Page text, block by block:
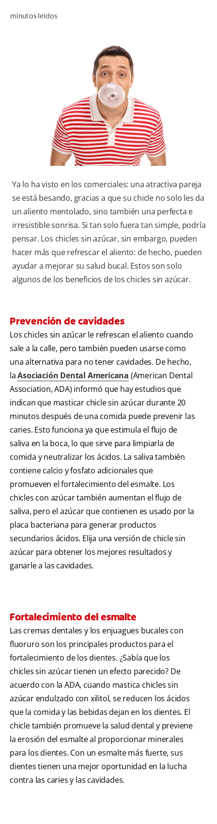
PARA PROFESIONALES
SUSCRÍBETE
minutos leídos
Ya lo ha visto en los comerciales: una atractiva pareja
se está besando, gracias a que su chicle no solo les da
un aliento mentolado, sino también una perfecta e
irresistible sonrisa. Si tan solo fuera tan simple, podría
pensar. Los chicles sin azúcar, sin embargo, pueden
hacer más que refrescar el aliento: de hecho, pueden
ayudar a mejorar su salud bucal. Estos son solo
algunos de los beneficios de los chicles sin azúcar.
Prevención de cavidades
Los chicles sin azúcar le refrescan el aliento cuando
sale a la calle, pero también pueden usarse como
una alternativa para no tener cavidades. De hecho,
laAsociación Dental Americana (American Dental
Association, ADA) informó que hay estudios que
indican que masticar chicle sin azúcar durante 20
minutos después de una comida puede prevenir las
caries. Esto funciona ya que estimula el flujo de
saliva en la boca, lo que sirve para limpiarla de
comida y neutralizar los ácidos. La saliva también
contiene calcio y fosfato adicionales que
promueven el fortalecimiento del esmalte. Los
chicles con azúcar también aumentan el flujo de
saliva, pero el azúcar que contienen es usado por la
placa bacteriana para generar productos
secundarios ácidos. Elija una versión de chicle sin
azúcar para obtener los mejores resultados y
ganarle a las cavidades.
Fortalecimiento del esmalte
Las cremas dentales y los enjuagues bucales con
fluoruro son los principales productos para el
fortalecimiento de los dientes. ¿Sabía que los
chicles sin azúcar tienen un efecto parecido? De
acuerdo con la ADA, cuando mastica chicles sin
azúcar endulzado con xilitol, se reducen los ácidos
que la comida y las bebidas dejan en los dientes. El
chicle también promueve la salud dental y previene
la erosión del esmalte al proporcionar minerales
para los dientes. Con un esmalte más fuerte, sus
dientes tienen una mejor oportunidad en la lucha
contra las caries y las cavidades.